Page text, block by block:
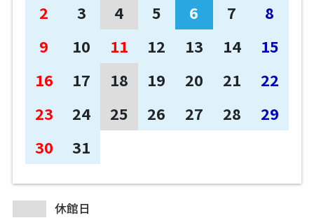
2
3 4 5 6 7
8
9
10 11 12 13 14
15
16
17 18 19 20 21
22
23
24 25 26 27 28
29
30
31
休館日